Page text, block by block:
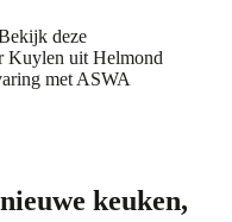
deze
Kuylen uit Helmond
met ASWA
keuken,